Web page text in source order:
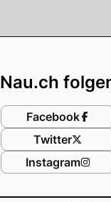
Nau.ch
Facebook
Twitter
Instagram